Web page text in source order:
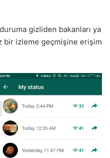
gizliden bakanları ya
bir izleme geçmişine erişim